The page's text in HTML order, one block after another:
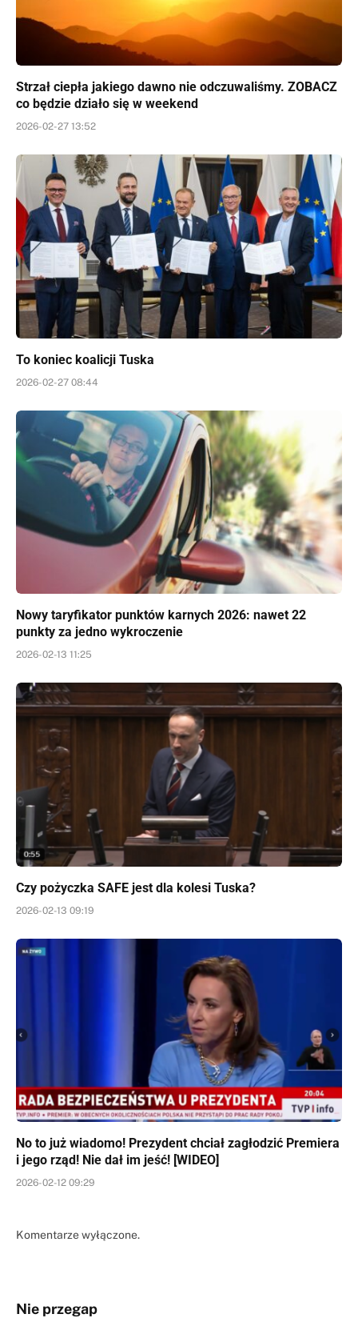
Strzał ciepła jakiego dawno nie odczuwaliśmy. ZOBACZ
co będzie działo się w weekend
2026-02-27 13:52
To koniec koalicji Tuska
2026-02-27 08:44
Nowy taryfikator punktów karnych 2026: nawet 22
punkty za jedno wykroczenie
2026-02-13 11:25
Czy pożyczka SAFE jest dla kolesi Tuska?
2026-02-13 09:19
No to już wiadomo! Prezydent chciał zagłodzić Premiera
i jego rząd! Nie dał im jeść! [WIDEO]
2026-02-12 09:29
Komentarze wyłączone.
Nie przegap